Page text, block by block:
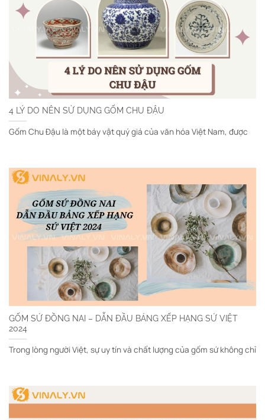
4 LÝ DO NÊN SỬ DỤNG GỐM CHU ĐẬU
Gốm Chu Đậu là một báy vật quý giá của văn hóa Việt Nam, được
GỐM SỨ ĐỒNG NAI – DẪN ĐẦU BẢNG XẾP HẠNG SỨ VIỆT
2024
Trong lòng người Việt, sự uy tín và chất lượng của gốm sứ không chỉ